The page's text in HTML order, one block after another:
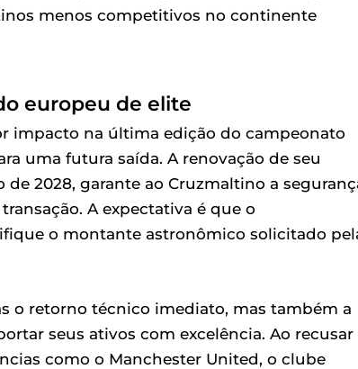
menos competitivos no continente
europeu de elite
impacto na última edição do campeonato
uma futura saída. A renovação de seu
2028, garante ao Cruzmaltino a
A expectativa é que o
o montante astronômico solicitado
o retorno técnico imediato, mas também a
seus ativos com excelência. Ao recusar
como o Manchester United, o clube